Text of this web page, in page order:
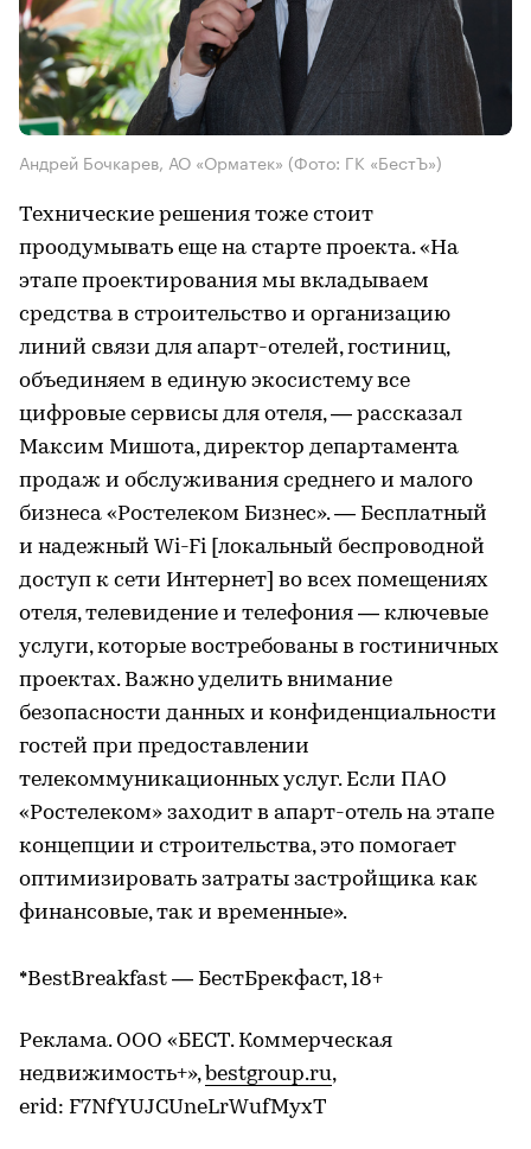
Андрей Бочкарев, АО «Орматек» (Фото: ГК «БестЪ»)
Технические решения тоже стоит
проодумывать еще на старте проекта. «На
этапе проектирования мы вкладываем
средства в строительство и организацию
линий связи для апарт-отелей, гостиниц,
объединяем в единую экосистему все
цифровые сервисы для отеля, — рассказал
Максим Мишота, директор департамента
продаж и обслуживания среднего и малого
бизнеса «Ростелеком Бизнес». — Бесплатный
и надежный Wi-Fi [локальный беспроводной
доступ к сети Интернет] во всех помещениях
отеля, телевидение и телефония — ключевые
услуги, которые востребованы в гостиничных
проектах. Важно уделить внимание
безопасности данных и конфиденциальности
гостей при предоставлении
телекоммуникационных услуг. Если ПАО
«Ростелеком» заходит в апарт-отель на этапе
концепции и строительства, это помогает
оптимизировать затраты застройщика как
финансовые, так и временные».
*BestBreakfast — БестБрекфаст, 18+
Реклама. ООО «БЕСТ. Коммерческая
недвижимость+», bestgroup.ru,
erid: F7NfYUJCUneLrWufMyxT